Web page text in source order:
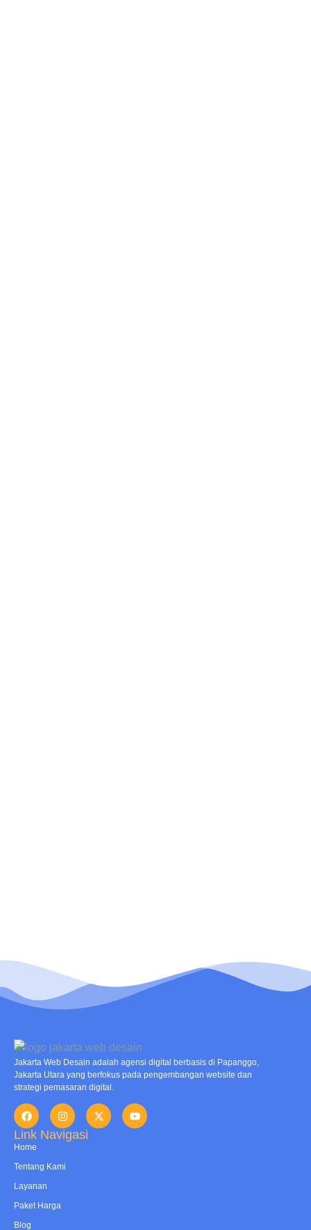
Jakarta Web Desain adalah agensi digital berbasis di Papanggo,
Jakarta Utara yang berfokus pada pengembangan website dan
strategi pemasaran digital.
Link Navigasi
Home
Tentang Kami
Layanan
Paket Harga
Blog